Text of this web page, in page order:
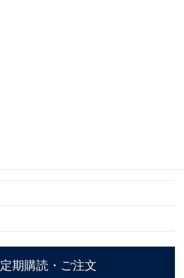
定期購読・ご注文